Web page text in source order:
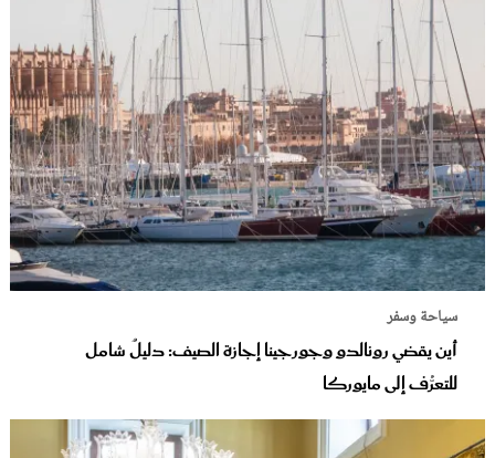
سياحة وسفر
أين يقضي رونالدو وجورجينا إجازة الصيف: دليلٌ شامل
للتعرُّف إلى مايوركا